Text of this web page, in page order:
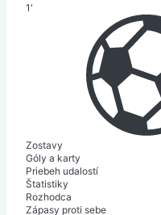
1'
Zostavy
Góly a karty
Priebeh udalostí
Štatistiky
Rozhodca
Zápasy proti sebe